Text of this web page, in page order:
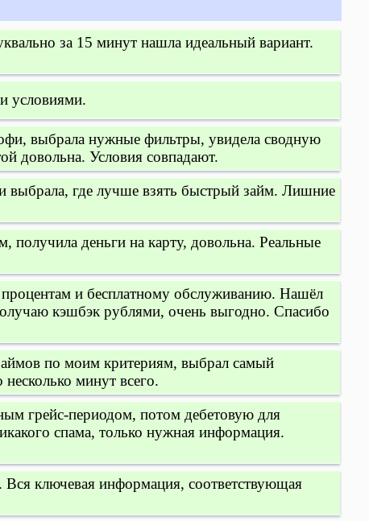
за 15 минут нашла идеальный вариант.
условиями.
выбрала нужные фильтры, увидела сводную
довольна. Условия совпадают.
выбрала, где лучше взять быстрый займ. Лишние
деньги на карту, довольна. Реальные
и бесплатному обслуживанию. Нашёл
кэшбэк рублями, очень выгодно. Спасибо
по моим критериям, выбрал самый
минут всего.
грейс-периодом, потом дебетовую для
спама, только нужная информация.
Вся ключевая информация, соответствующая